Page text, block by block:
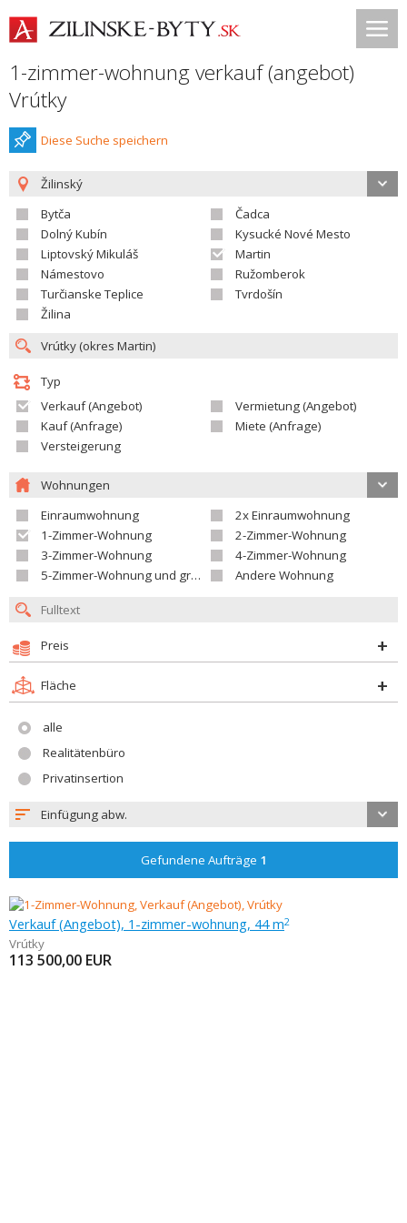
1-zimmer-wohnung verkauf (angebot)
Vrútky
Diese Suche speichern
Žilinský
Bytča
Čadca
Dolný Kubín
Kysucké Nové Mesto
Liptovský Mikuláš
Martin
Námestovo
Ružomberok
Turčianske Teplice
Tvrdošín
Žilina
Typ
Verkauf (Angebot)
Vermietung (Angebot)
Kauf (Anfrage)
Miete (Anfrage)
Versteigerung
Wohnungen
Einraumwohnung
2x Einraumwohnung
1-Zimmer-Wohnung
2-Zimmer-Wohnung
3-Zimmer-Wohnung
4-Zimmer-Wohnung
5-Zimmer-Wohnung und größer
Andere Wohnung
Preis
Fläche
alle
Realitätenbüro
Privatinsertion
Einfügung abw.
Gefundene Aufträge 1
Verkauf (Angebot), 1-zimmer-wohnung, 44 m2
Vrútky
113 500,00 EUR